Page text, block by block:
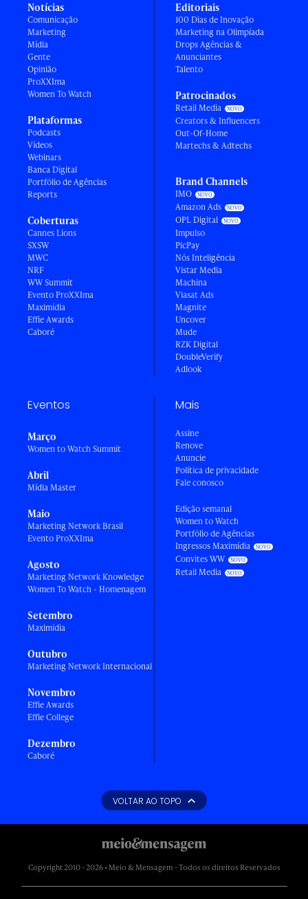
Notícias
Comunicação
Marketing
Mídia
Gente
Opinião
ProXXIma
Women To Watch
Plataformas
Podcasts
Vídeos
Webinars
Banca Digital
Portfólio de Agências
Reports
Coberturas
Cannes Lions
SXSW
MWC
NRF
WW Summit
Evento ProXXIma
Maximídia
Effie Awards
Caboré
Editoriais
100 Dias de Inovação
Marketing na Olimpíada
Drops Agências &
Anunciantes
Talento
Patrocinados
Retail Media
Creators & Influencers
Out-Of-Home
Martechs & Adtechs
Brand Channels
IMO
Amazon Ads
OPL Digital
Impulso
PicPay
Nós Inteligência
Vistar Media
Machina
Viasat Ads
Magnite
Uncover
Mude
RZK Digital
DoubleVerify
Adlook
Eventos
Março
Women to Watch Summit
Abril
Mídia Master
Maio
Marketing Network Brasil
Evento ProXXIma
Agosto
Marketing Network Knowledge
Women To Watch - Homenagem
Setembro
Maximídia
Outubro
Marketing Network Internacional
Novembro
Effie Awards
Effie College
Dezembro
Caboré
Mais
Assine
Renove
Anuncie
Política de privacidade
Fale conosco
Edição semanal
Women to Watch
Portfólio de Agências
Ingressos Maximídia
Convites WW
Retail Media
VOLTAR AO TOPO
Copyright 2010 - 2026 • Meio & Mensagem - Todos os direitos Reservados